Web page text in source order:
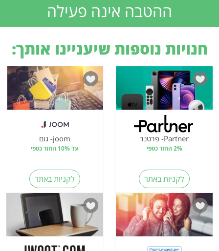
ההטבה אינה פעילה
חנויות נוספות שיעניינו אותך:
Partner- פרטנר
2% החזר כספי
לקניות באתר
joom- גום
עד 10% החזר כספי
לקניות באתר